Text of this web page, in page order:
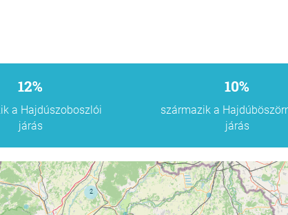
12%
a Hajdúszoboszlói
járás
10%
származik a
járás